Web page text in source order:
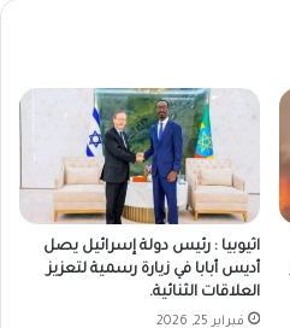
اثيوبيا : رئيس دولة إسرائيل يصل
أديس أبابا في زيارة رسمية لتعزيز
العلاقات الثنائية.
فبراير 25, 2026